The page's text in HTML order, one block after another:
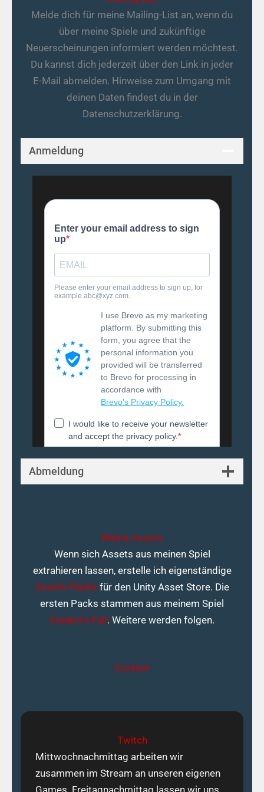
Melde dich für meine Mailing-List an, wenn du
über meine Spiele und zukünftige
Neuerscheinungen informiert werden möchtest.
Du kannst dich jederzeit über den Link in jeder
E‑Mail abmelden. Hinweise zum Umgang mit
deinen Daten findest du in der
Datenschutzerklärung.
Anmeldung
Abmeldung
Meine Assets
Wenn sich Assets aus meinen Spiel
extrahieren lassen, erstelle ich eigenständige
Assets-Packs für den Unity Asset Store. Die
ersten Packs stammen aus meinem Spiel
Creator’s Fall . Weitere werden folgen.
Content
Twitch
Mittwochnachmittag arbeiten wir
zusammen im Stream an unseren eigenen